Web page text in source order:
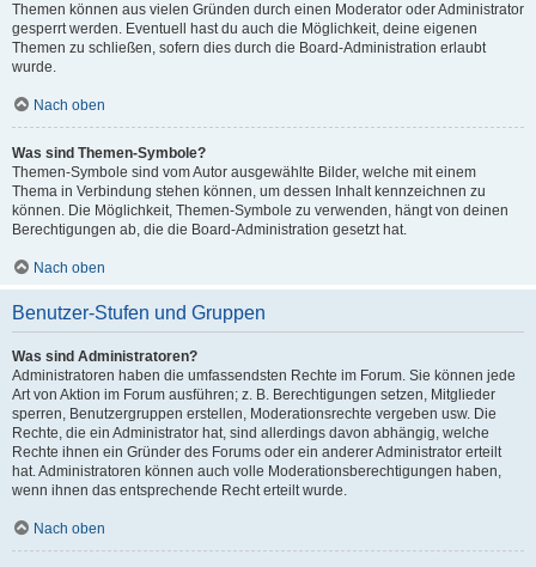
Themen können aus vielen Gründen durch einen Moderator oder Administrator
gesperrt werden. Eventuell hast du auch die Möglichkeit, deine eigenen
Themen zu schließen, sofern dies durch die Board-Administration erlaubt
wurde.
Nach oben
Was sind Themen-Symbole?
Themen-Symbole sind vom Autor ausgewählte Bilder, welche mit einem
Thema in Verbindung stehen können, um dessen Inhalt kennzeichnen zu
können. Die Möglichkeit, Themen-Symbole zu verwenden, hängt von deinen
Berechtigungen ab, die die Board-Administration gesetzt hat.
Nach oben
Benutzer-Stufen und Gruppen
Was sind Administratoren?
Administratoren haben die umfassendsten Rechte im Forum. Sie können jede
Art von Aktion im Forum ausführen; z. B. Berechtigungen setzen, Mitglieder
sperren, Benutzergruppen erstellen, Moderationsrechte vergeben usw. Die
Rechte, die ein Administrator hat, sind allerdings davon abhängig, welche
Rechte ihnen ein Gründer des Forums oder ein anderer Administrator erteilt
hat. Administratoren können auch volle Moderationsberechtigungen haben,
wenn ihnen das entsprechende Recht erteilt wurde.
Nach oben